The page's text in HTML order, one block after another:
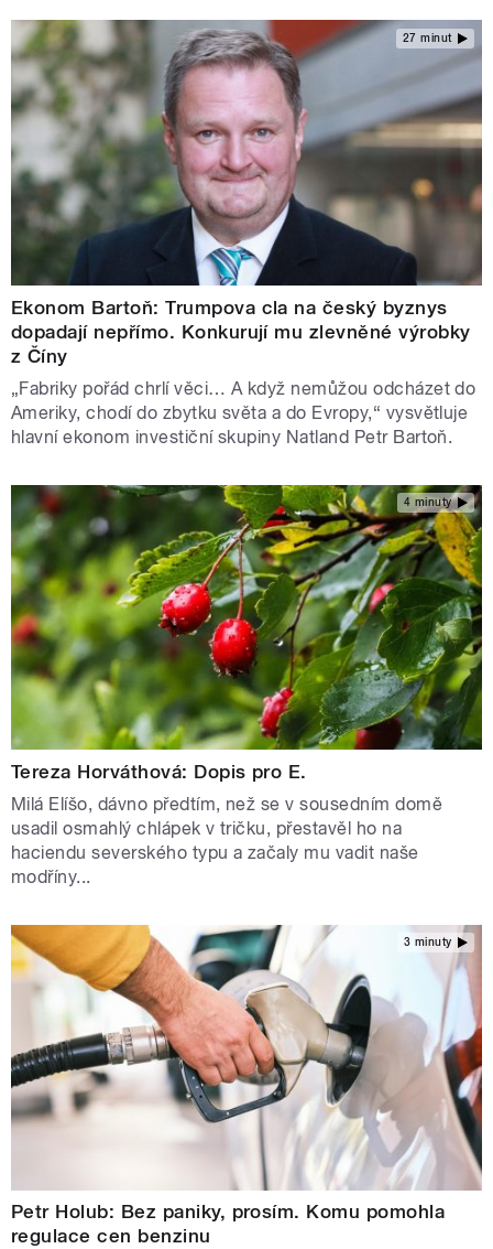
27 minut
Ekonom Bartoň: Trumpova cla na český byznys
dopadají nepřímo. Konkurují mu zlevněné výrobky
z Číny
„Fabriky pořád chrlí věci… A když nemůžou odcházet do
Ameriky, chodí do zbytku světa a do Evropy,“ vysvětluje
hlavní ekonom investiční skupiny Natland Petr Bartoň.
4 minuty
Tereza Horváthová: Dopis pro E.
Milá Elíšo, dávno předtím, než se v sousedním domě
usadil osmahlý chlápek v tričku, přestavěl ho na
haciendu severského typu a začaly mu vadit naše
modříny...
3 minuty
Petr Holub: Bez paniky, prosím. Komu pomohla
regulace cen benzinu